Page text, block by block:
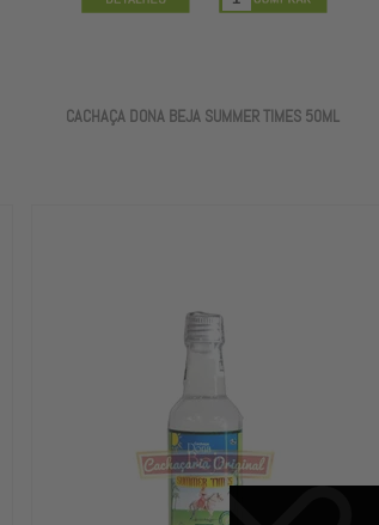
CACHAÇA DONA BEJA SUMMER TIMES 50ML